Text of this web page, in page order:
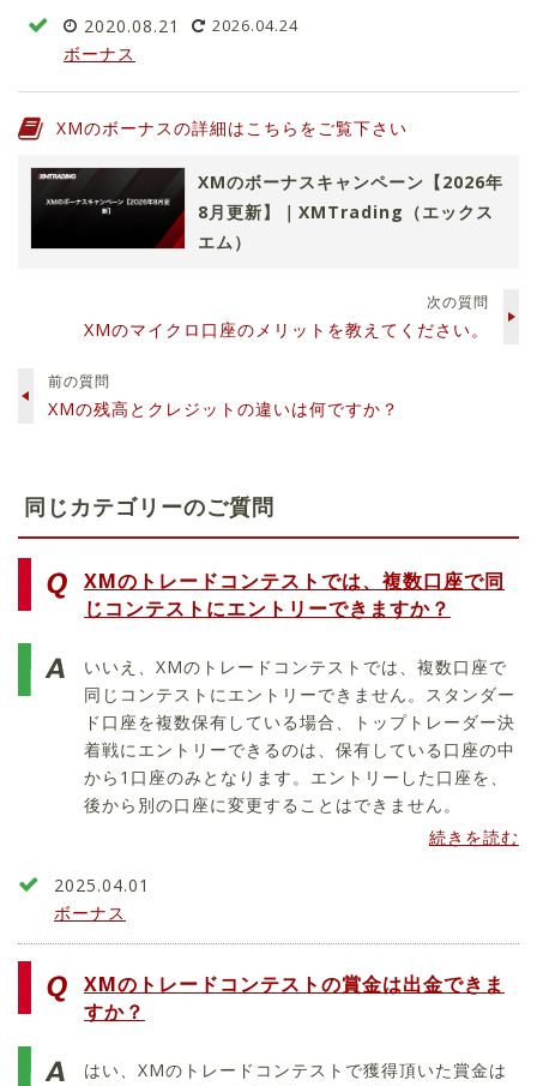
2020.08.21 2026.04.24
ボーナス
XMのボーナスの詳細はこちらをご覧下さい
XMのボーナスキャンペーン【2026年
8月更新】｜XMTrading（エックス
エム）
前の質問
XMの残高とクレジットの違いは何ですか？
次の質問
XMのマイクロ口座のメリットを教えてください。
同じカテゴリーのご質問
XMのトレードコンテストでは、複数口座で同
じコンテストにエントリーできますか？
いいえ、XMのトレードコンテストでは、複数口座で
同じコンテストにエントリーできません。スタンダー
ド口座を複数保有している場合、トップトレーダー決
着戦にエントリーできるのは、保有している口座の中
から1口座のみとなります。エントリーした口座を、
後から別の口座に変更することはできません。
続きを読む
2025.04.01
ボーナス
XMのトレードコンテストの賞金は出金できま
すか？
はい、XMのトレードコンテストで獲得頂いた賞金は